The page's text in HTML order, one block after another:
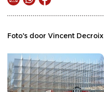
Foto's door Vincent Decroix